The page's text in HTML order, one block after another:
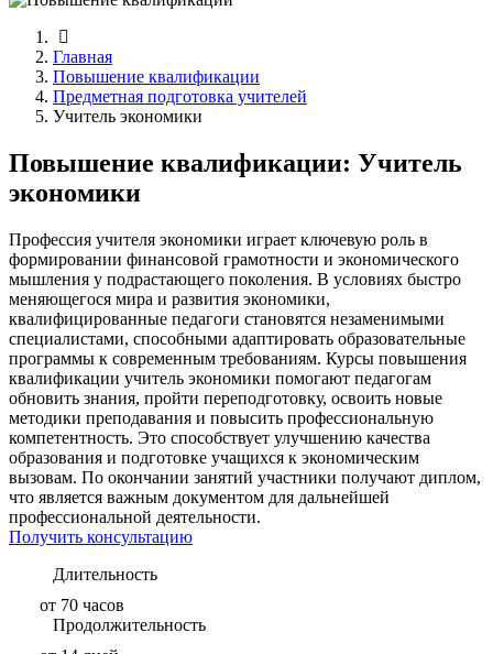
Главная
Повышение квалификации
Предметная подготовка учителей
Учитель экономики
Повышение квалификации: Учитель
экономики
Профессия учителя экономики играет ключевую роль в
формировании финансовой грамотности и экономического
мышления у подрастающего поколения. В условиях быстро
меняющегося мира и развития экономики,
квалифицированные педагоги становятся незаменимыми
специалистами, способными адаптировать образовательные
программы к современным требованиям. Курсы повышения
квалификации учитель экономики помогают педагогам
обновить знания, пройти переподготовку, освоить новые
методики преподавания и повысить профессиональную
компетентность. Это способствует улучшению качества
образования и подготовке учащихся к экономическим
вызовам. По окончании занятий участники получают диплом,
что является важным документом для дальнейшей
профессиональной деятельности.
Получить консультацию
Длительность
от 70 часов
Продолжительность